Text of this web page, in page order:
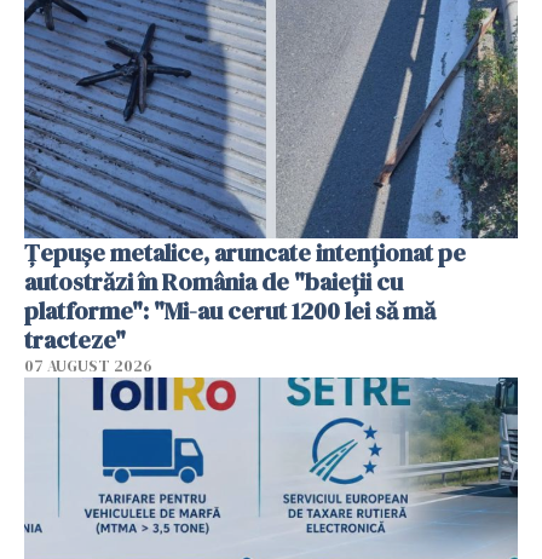
Țepușe metalice, aruncate intenționat pe
autostrăzi în România de "baieții cu
platforme": "Mi-au cerut 1200 lei să mă
tracteze"
07 AUGUST 2026